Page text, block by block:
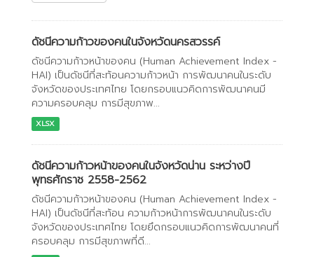
ดัชนีความก้าวของคนในจังหวัดนครสวรรค์
ดัชนีความก้าวหน้าของคน (Human Achievement Index -
HAI) เป็นดัชนีที่สะท้อนความก้าวหน้า การพัฒนาคนในระดับ
จังหวัดของประเทศไทย โดยกรอบแนวคิดการพัฒนาคนมี
ความครอบคลุม การมีสุขภาพ...
XLSX
ดัชนีความก้าวหน้าของคนในจังหวัดน่าน ระหว่างปี
พุทธศักราช 2558-2562
ดัชนีความก้าวหน้าของคน (Human Achievement Index -
HAI) เป็นดัชนีที่สะท้อน ความก้าวหน้าการพัฒนาคนในระดับ
จังหวัดของประเทศไทย โดยยึดกรอบแนวคิดการพัฒนาคนที่
ครอบคลุม การมีสุขภาพที่ดี...